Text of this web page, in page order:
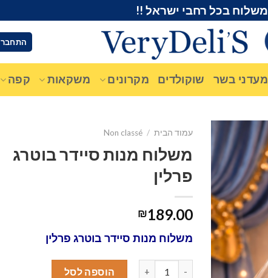
משלוח בכל רחבי ישראל !!
התחבר
מעדני בשר שוקולדים מקרונים משקאות קפה
עמוד הבית /
Non classé
משלוח מנות סיידר בוטרג
פרלין
₪189.00
משלוח מנות סיידר בוטרג פרלין
כמות של משלוח מנות סיידר בוטרג פרלין
הוספה לסל